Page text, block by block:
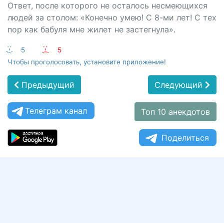
Ответ, после которого не осталось несмеющихся
людей за столом: «Конечно умею! С 8-ми лет! С тех
пор как бабуля мне жилет не застегнула».
:-) 5 :-(
5
Чтобы проголосовать, установите приложение!
Предыдущий Следующий
Телеграм канал Топ 10 анекдотов
Поделиться